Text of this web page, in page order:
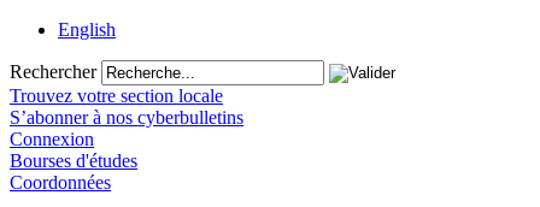
English
Rechercher
Trouvez votre section locale
S’abonner à nos cyberbulletins
Connexion
Bourses d'études
Coordonnées